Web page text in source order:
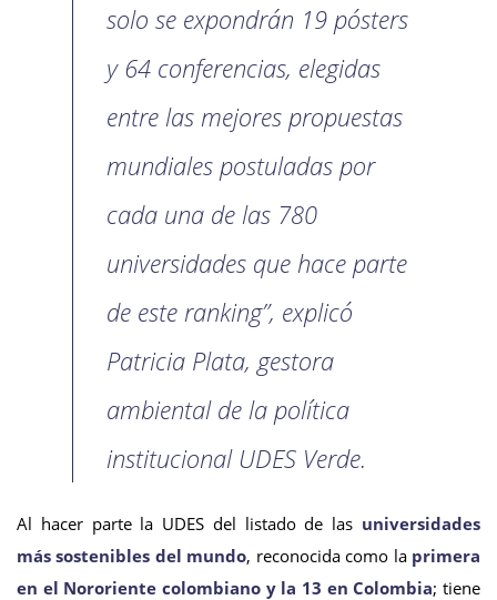
solo se expondrán 19 pósters
y 64 conferencias, elegidas
entre las mejores propuestas
mundiales postuladas por
cada una de las 780
universidades que hace parte
de este ranking”, explicó
Patricia Plata, gestora
ambiental de la política
institucional UDES Verde.
Al hacer parte la UDES del listado de las universidades
más sostenibles del mundo, reconocida como la primera
en el Nororiente colombiano y la 13 en Colombia; tiene